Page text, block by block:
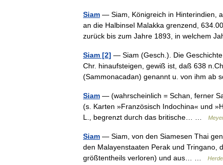
Siam — Siam, Königreich in Hinterindien,
an die Halbinsel Malakka grenzend,
zurück bis zum Jahre 1893, in welchem
Siam [2] — Siam (Gesch.). Die
Chr. hinaufsteigen, gewiß ist, daß 638
(Sammonacadan) genannt u. von ihm ab
Siam — (wahrscheinlich = Schan, ferner
(s. Karten »Französisch Indochina« und
L., begrenzt durch das britische… …
Siam — Siam, von den Siamesen Thai
den Malayenstaaten Perak und Tringano,
größtentheils verloren) und aus… …